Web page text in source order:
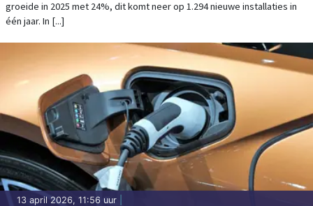
groeide in 2025 met 24%, dit komt neer op 1.294 nieuwe installaties in
één jaar. In [...]
13 april 2026, 11:56 uur